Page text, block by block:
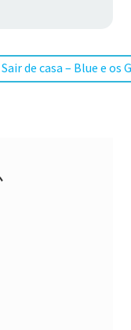
Próximo
Sair de casa – Blue e os